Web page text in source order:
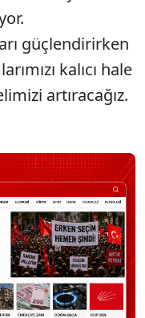
güçlendirirken
kalıcı hale
artıracağız.